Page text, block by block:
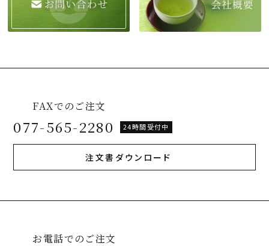
FAXでのご注文
077-565-2280 24時間受付中
注文書ダウンロード
お電話でのご注文